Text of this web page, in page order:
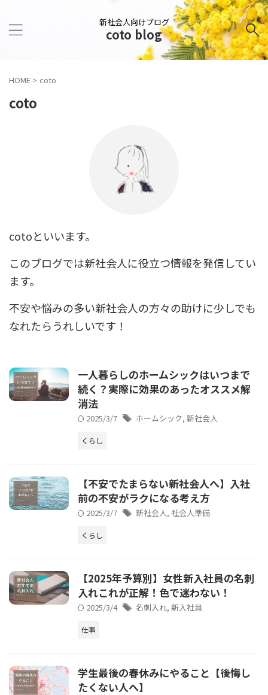
新社会人向けブログ
coto blog
HOME > coto
coto
cotoといいます。
このブログでは新社会人に役立つ情報を発信してい
ます。
不安や悩みの多い新社会人の方々の助けに少しでも
なれたらうれしいです！
一人暮らしのホームシックはいつまで
続く？実際に効果のあったオススメ解
消法
2025/3/7 ホームシック, 新社会人
くらし
【不安でたまらない新社会人へ】入社
前の不安がラクになる考え方
2025/3/7 新社会人, 社会人準備
くらし
【2025年予算別】女性新入社員の名刺
入れこれが正解！色で迷わない！
2025/3/4 名刺入れ, 新入社員
仕事
学生最後の春休みにやること【後悔し
たくない人へ】